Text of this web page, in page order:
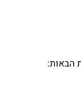
הבאות: